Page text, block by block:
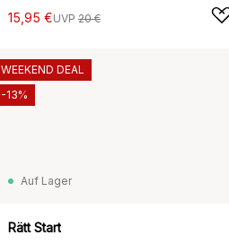
15,95 €UVP 20 €
Auf Lager
Rätt Start
WEEKEND DEAL
-13%